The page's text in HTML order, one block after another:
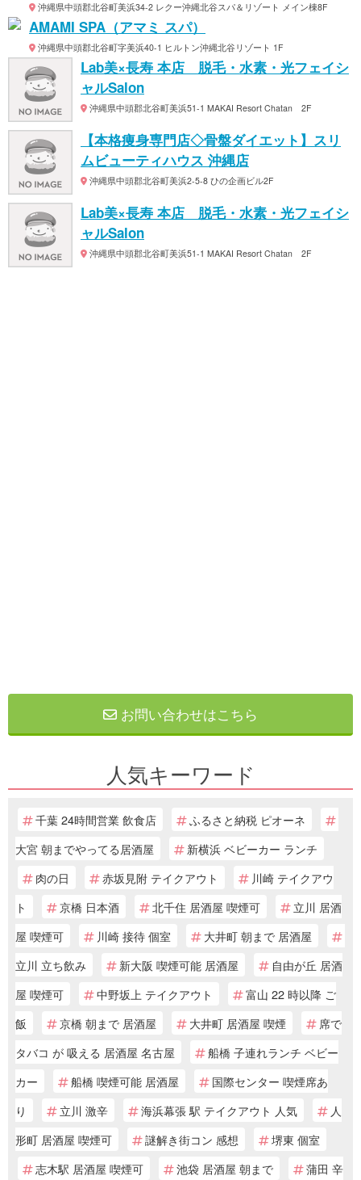
沖縄県中頭郡北谷町美浜34-2 レクー沖縄北谷スパ＆リゾート メイン棟8F
AMAMI SPA（アマミ スパ）
沖縄県中頭郡北谷町字美浜40-1 ヒルトン沖縄北谷リゾート 1F
Lab美×長寿 本店 脱毛・水素・光フェイシ
ャルSalon
沖縄県中頭郡北谷町美浜51-1 MAKAI Resort Chatan 2F
【本格痩身専門店◇骨盤ダイエット】スリ
ムビューティハウス 沖縄店
沖縄県中頭郡北谷町美浜2-5-8 ひの企画ビル2F
Lab美×長寿 本店 脱毛・水素・光フェイシ
ャルSalon
沖縄県中頭郡北谷町美浜51-1 MAKAI Resort Chatan 2F
お問い合わせはこちら
人気キーワード
千葉 24時間営業 飲食店
ふるさと納税 ピオーネ
大宮 朝までやってる居酒屋
新横浜 ベビーカー ランチ
肉の日
赤坂見附 テイクアウト
川崎 テイクアウ
ト
京橋 日本酒 北千住 居酒屋 喫煙可
立川 居酒
屋 喫煙可
川崎 接待 個室
大井町 朝まで 居酒屋
立川 立ち飲み
新大阪 喫煙可能 居酒屋
自由が丘 居酒
屋 喫煙可
中野坂上 テイクアウト
富山 22 時以降 ご
飯
京橋 朝まで 居酒屋 大井町 居酒屋 喫煙
席で
タバコ が 吸える 居酒屋 名古屋
船橋 子連れランチ ベビー
カー
船橋 喫煙可能 居酒屋
国際センター 喫煙席あ
り
立川 激辛 海浜幕張 駅 テイクアウト 人気
人
形町 居酒屋 喫煙可
謎解き街コン 感想
堺東 個室
志木駅 居酒屋 喫煙可
池袋 居酒屋 朝まで 蒲田 辛